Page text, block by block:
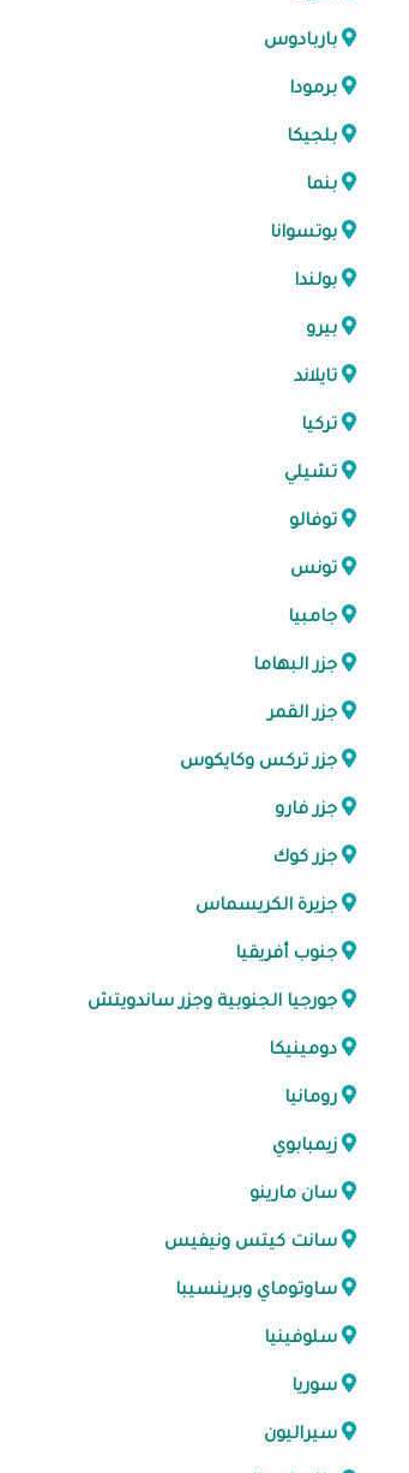
باربادوس
برمودا
بلجيكا
بنما
بوتسوانا
بولندا
بيرو
تايلاند
تركيا
تشيلي
توفالو
تونس
جامبيا
جزر البهاما
جزر القمر
جزر تركس وكايكوس
جزر فارو
جزر كوك
جزيرة الكريسماس
جنوب أفريقيا
جورجيا الجنوبية وجزر ساندويتش
دومينيكا
رومانيا
زيمبابوي
سان مارينو
سانت كيتس ونيفيس
ساوتوماي وبرينسيبا
سلوفينيا
سوريا
سيراليون